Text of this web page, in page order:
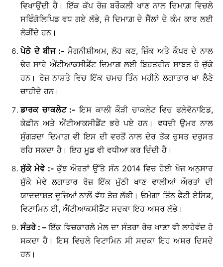
ਵਿਖਾਉਂਦੀ ਹੈ। ਇੱਕ ਕੱਪ ਰੋਜ਼ ਬਰੌਕਲੀ ਖਾਣ ਨਾਲ ਦਿਮਾਗ਼ ਵਿਚਲੇ
ਸਫਿੰਗੋਲਿਪਿਡ ਵਧ ਗਏ ਲੱਭੇ, ਜੋ ਦਿਮਾਗ਼ ਦੇ ਸੈੱਲਾਂ ਦੇ ਕੰਮ ਕਾਰ ਲਈ
ਲੋੜੀਂਦੇ ਹਨ।
ਪੇਠੇ ਦੇ ਬੀਜ:- ਮੈਗਨੀਸ਼ੀਅਮ, ਲੋਹ ਕਣ, ਜ਼ਿੰਕ ਅਤੇ ਕੌਪਰ ਦੇ ਨਾਲ
ਢੇਰ ਸਾਰੇ ਐਂਟੀਆਕਸੀਡੈਂਟ ਦਿਮਾਗ਼ ਲਈ ਬਿਹਤਰੀਨ ਸਾਬਤ ਹੋ ਚੁੱਕੇ
ਹਨ। ਰੋਜ਼ ਨਾਸ਼ਤੇ ਵਿਚ ਇੱਕ ਚਮਚ ਤਿੰਨ ਮਹੀਨੇ ਲਗਾਤਾਰ ਖਾ ਲੈਣੇ
ਚਾਹੀਦੇ ਹਨ।
ਡਾਰਕ ਚਾਕਲੇਟ:-ਇਸ ਕਾਲੀ ਕੌੜੀ ਚਾਕਲੇਟ ਵਿਚ ਫਲੇਵੋਨਾਇਡ,
ਕੇਫ਼ੀਨ ਅਤੇ ਐਂਟੀਆਕਸੀਡੈਂਟ ਭਰੇ ਪਏ ਹਨ। ਵਧਦੀ ਉਮਰ ਨਾਲ
ਸੁੰਗੜਦਾ ਦਿਮਾਗ਼ ਵੀ ਇਸ ਦੀ ਵਰਤੋਂ ਨਾਲ ਦੇਰ ਤੱਕ ਚੁਸਤ ਦਰੁਸਤ
ਰਹਿ ਸਕਦਾ ਹੈ। ਇਹ ਮੂਡ ਵੀ ਵਧੀਆ ਕਰ ਦਿੰਦੀ ਹੈ।
ਸੁੱਕੇ ਮੇਵੇ:-ਕੁੱਝ ਔਰਤਾਂ ਉੱਤੇ ਸੰਨ 2014 ਵਿਚ ਹੋਈ ਖੋਜ ਅਨੁਸਾਰ
ਸੁੱਕੇ ਮੇਵੇ ਲਗਾਤਾਰ ਰੋਜ਼ ਇੱਕ ਮੁੱਠੀ ਖਾਣ ਵਾਲੀਆਂ ਔਰਤਾਂ ਦੀ
ਯਾਦਦਾਸ਼ਤ ਦੂਜਿਆਂ ਨਾਲੋਂ ਵੱਧ ਤੇਜ਼ ਲੱਭੀ। ਓਮੇਗਾ ਤਿੰਨ ਫੈਟੀ ਏਸਿਡ,
ਵਿਟਾਮਿਨ ਈ, ਐਂਟੀਆਕਸੀਡੈਂਟ ਸਦਕਾ ਇਹ ਅਸਰ ਲੱਭੇ।
ਸੰਤਰੇ: –ਇੱਕ ਵਿਚਕਾਰਲੇ ਮੇਲ ਦਾ ਸੰਤਰਾ ਰੋਜ਼ ਖਾਣਾ ਵੀ ਲਾਹੇਵੰਦ ਹੋ
ਸਕਦਾ ਹੈ। ਇਸ ਵਿਚਲੇ ਵਿਟਾਮਿਨ ਸੀ ਸਦਕਾ ਇਹ ਅਸਰ ਦਿਸਦੇ
ਹਨ।